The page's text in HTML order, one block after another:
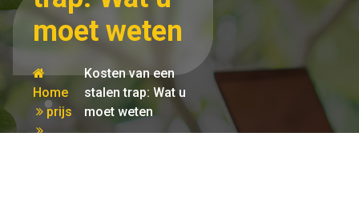
moet weten
Home
prijs
Kosten van een
stalen trap: Wat u
moet weten